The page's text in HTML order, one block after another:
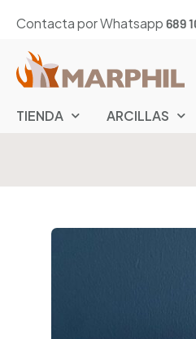
Contacta por Whatsapp 689
TIENDA ARCILLAS